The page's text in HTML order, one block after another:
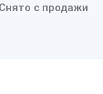
Снято с продажи